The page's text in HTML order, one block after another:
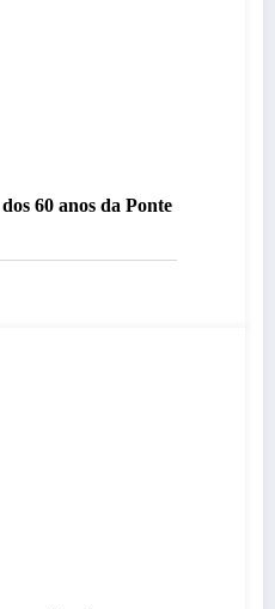
60 anos da Ponte